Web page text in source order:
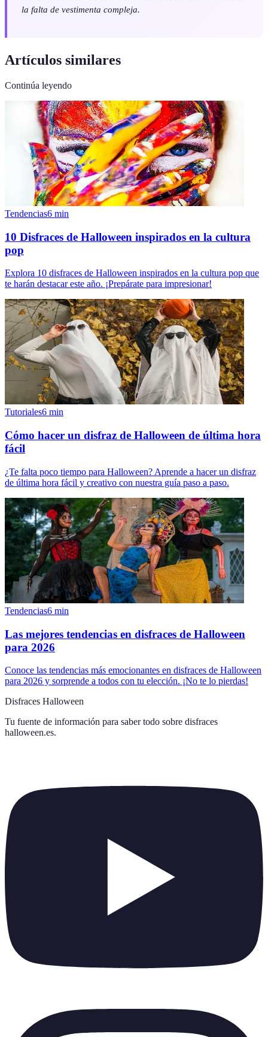
la falta de vestimenta compleja.
Artículos similares
Continúa leyendo
Tendencias6 min
10 Disfraces de Halloween inspirados en la cultura
pop
Explora 10 disfraces de Halloween inspirados en la cultura pop que
te harán destacar este año. ¡Prepárate para impresionar!
Tutoriales6 min
Cómo hacer un disfraz de Halloween de última hora
fácil
¿Te falta poco tiempo para Halloween? Aprende a hacer un disfraz
de última hora fácil y creativo con nuestra guía paso a paso.
Tendencias6 min
Las mejores tendencias en disfraces de Halloween
para 2026
Conoce las tendencias más emocionantes en disfraces de Halloween
para 2026 y sorprende a todos con tu elección. ¡No te lo pierdas!
Disfraces Halloween
Tu fuente de información para saber todo sobre disfraces
halloween.es.